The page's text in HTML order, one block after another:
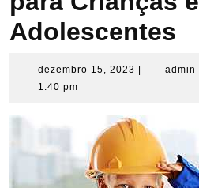
Adolescentes
dezembro 15, 2023 dezembro
admin
1:40 pm